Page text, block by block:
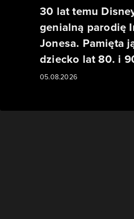
30 lat temu
genialną parodię
Jonesa. Pamięta
dziecko lat 80. i
05.08.2026